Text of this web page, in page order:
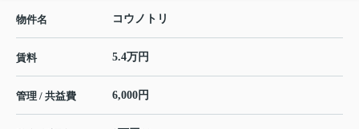
物件名 コウノトリ
賃料 5.4万円
管理 / 共益費 6,000円